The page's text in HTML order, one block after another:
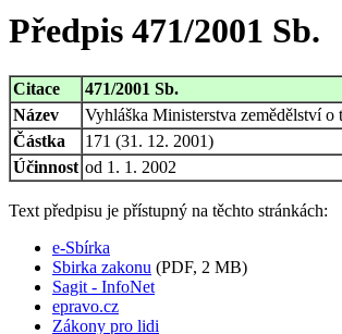
Předpis 471/2001 Sb.
Citace
471/2001 Sb.
Název
Vyhláška Ministerstva zemědělství
Částka
171 (31. 12. 2001)
Účinnost od 1. 1. 2002
Text předpisu je přístupný na těchto stránkách:
e-Sbírka
Sbirka zakonu (PDF, 2 MB)
Sagit - InfoNet
epravo.cz
Zákony pro lidi